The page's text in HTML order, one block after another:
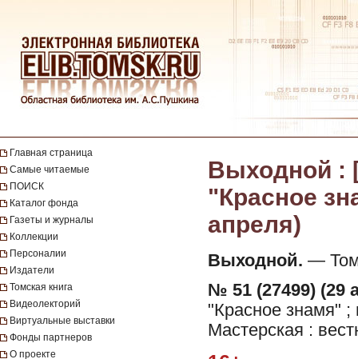
Главная страница
Самые читаемые
ПОИСК
Каталог фонда
Газеты и журналы
Коллекции
Персоналии
Издатели
Томская книга
Видеолекторий
Виртуальные выставки
Фонды партнеров
О проекте
Выходной :
"Красное
апреля)
Выходной. —
№ 51 (27499) (29
"Красное знамя"
Мастерская :